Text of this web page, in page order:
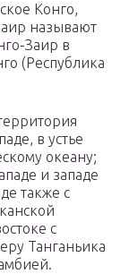
Конго,
называют
Заир в
(Республика
в устье
океану;
и западе
также с
с
Танганьика